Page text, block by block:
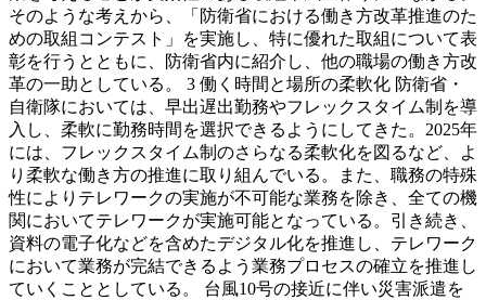
そのような考えから、「防衛省における働き方改革推進のた
めの取組コンテスト」を実施し、特に優れた取組について表
彰を行うとともに、防衛省内に紹介し、他の職場の働き方改
革の一助としている。 3 働く時間と場所の柔軟化 防衛省・
自衛隊においては、早出遅出勤務やフレックスタイム制を導
入し、柔軟に勤務時間を選択できるようにしてきた。2025年
には、フレックスタイム制のさらなる柔軟化を図るなど、よ
り柔軟な働き方の推進に取り組んでいる。また、職務の特殊
性によりテレワークの実施が不可能な業務を除き、全ての機
関においてテレワークが実施可能となっている。引き続き、
資料の電子化などを含めたデジタル化を推進し、テレワーク
において業務が完結できるよう業務プロセスの確立を推進し
ていくこととしている。 台風10号の接近に伴い災害派遣を